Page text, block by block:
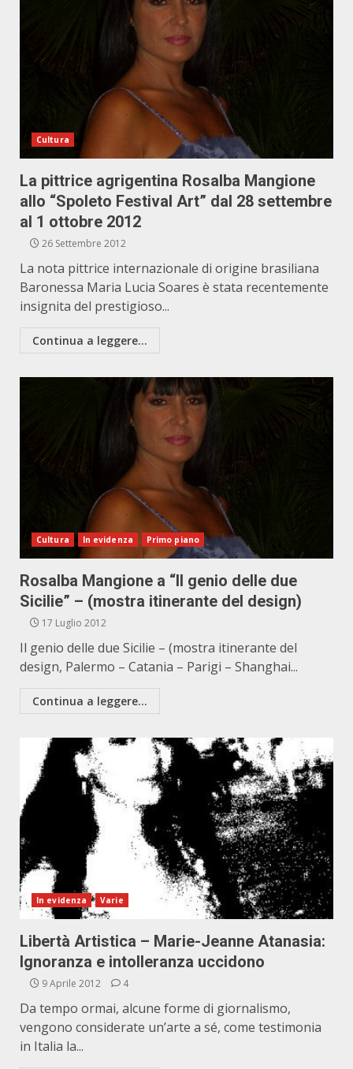
Cultura
La pittrice agrigentina Rosalba Mangione
allo “Spoleto Festival Art” dal 28 settembre
al 1 ottobre 2012
26 Settembre 2012
La nota pittrice internazionale di origine brasiliana
Baronessa Maria Lucia Soares è stata recentemente
insignita del prestigioso...
Continua a leggere...
Cultura In evidenza Primo piano
Rosalba Mangione a “Il genio delle due
Sicilie” – (mostra itinerante del design)
17 Luglio 2012
Il genio delle due Sicilie – (mostra itinerante del
design, Palermo – Catania – Parigi – Shanghai...
Continua a leggere...
In evidenza Varie
Libertà Artistica – Marie-Jeanne Atanasia:
Ignoranza e intolleranza uccidono
9 Aprile 2012 4
Da tempo ormai, alcune forme di giornalismo,
vengono considerate un’arte a sé, come testimonia
in Italia la...